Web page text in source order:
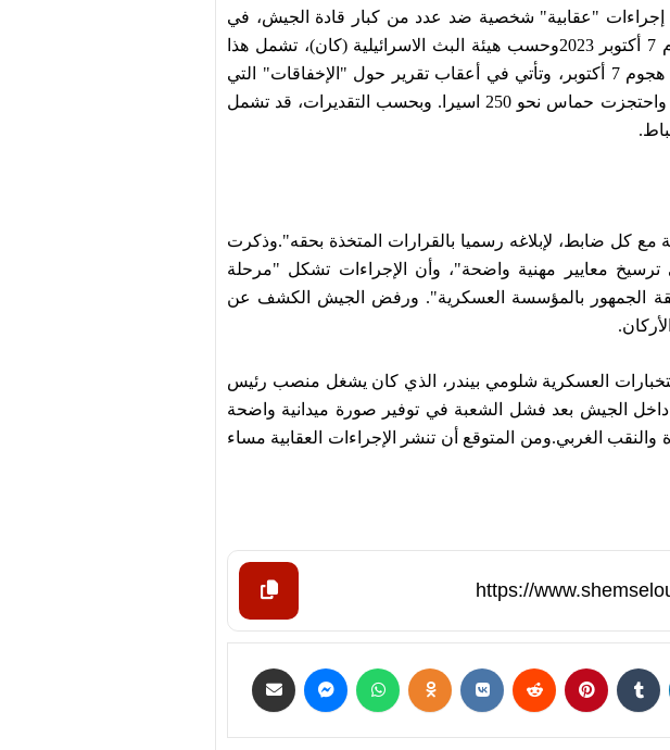
إجراءات "عقابية" شخصية ضد عدد من كبار قادة الجيش، في
إطار التحقيقات الجارية في هجوم حماس المفاجئ يوم 7 أكتوبر 2023وحسب هيئة البث الاسرائيلية (كان)، تشمل هذا
الإجراءات عسكريين شغلوا مناصب رفيعة قبل وخلال هجوم 7 أكتوبر، وتأتي في أعقاب تقرير حول "الإخفاقات" التي
وقعت في اليوم المذكور، حيث قتل مئات الإسرائيليين واحتجزت حماس نحو 250 اسيرا. وبحسب التقديرات، قد تشمل
كل ضابط، لإبلاغه رسميا بالقرارات المتخذة بحقه".وذكرت
معايير مهنية واضحة"، وأن الإجراءات تشكل "مرحلة
الجمهور بالمؤسسة العسكرية". ورفض الجيش الكشف عن
العسكرية شلومي بيندر، الذي كان يشغل منصب رئيس
الجيش بعد فشل الشعبة في توفير صورة ميدانية واضحة
الغربي.ومن المتوقع أن تنشر الإجراءات العقابية مساء